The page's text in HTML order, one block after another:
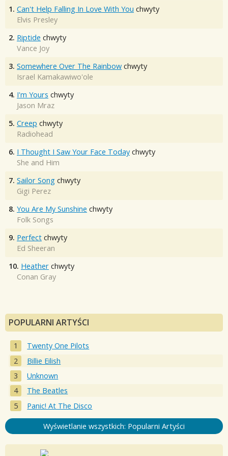
1. Can't Help Falling In Love With You chwyty
Elvis Presley
2. Riptide chwyty
Vance Joy
3. Somewhere Over The Rainbow chwyty
Israel Kamakawiwo'ole
4. I'm Yours chwyty
Jason Mraz
5. Creep chwyty
Radiohead
6. I Thought I Saw Your Face Today chwyty
She and Him
7. Sailor Song chwyty
Gigi Perez
8. You Are My Sunshine chwyty
Folk Songs
9. Perfect chwyty
Ed Sheeran
10. Heather chwyty
Conan Gray
POPULARNI ARTYŚCI
Twenty One Pilots
Billie Eilish
Unknown
The Beatles
Panic! At The Disco
Wyświetlanie wszystkich: Popularni Artyści